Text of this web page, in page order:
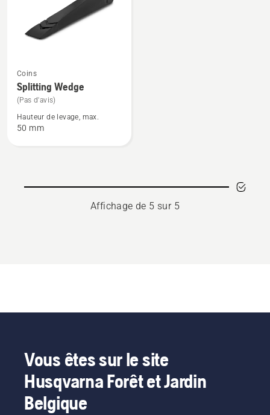
plus
de
détails
sur
Coins
Splitting Wedge
(Pas d'avis)
Hauteur de levage, max.
50 mm
Affichage de 5 sur 5
Vous êtes sur le site
Husqvarna Forêt et Jardin
Belgique